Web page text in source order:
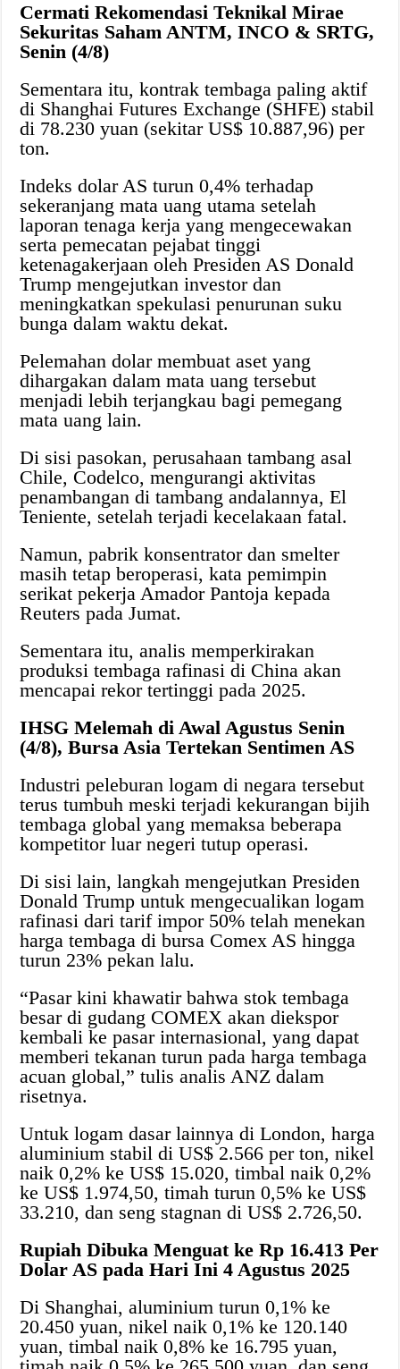
Cermati Rekomendasi Teknikal Mirae
Sekuritas Saham ANTM, INCO & SRTG,
Senin (4/8)
Sementara itu, kontrak tembaga paling aktif
di Shanghai Futures Exchange (SHFE) stabil
di 78.230 yuan (sekitar US$ 10.887,96) per
ton.
Indeks dolar AS turun 0,4% terhadap
sekeranjang mata uang utama setelah
laporan tenaga kerja yang mengecewakan
serta pemecatan pejabat tinggi
ketenagakerjaan oleh Presiden AS Donald
Trump mengejutkan investor dan
meningkatkan spekulasi penurunan suku
bunga dalam waktu dekat.
Pelemahan dolar membuat aset yang
dihargakan dalam mata uang tersebut
menjadi lebih terjangkau bagi pemegang
mata uang lain.
Di sisi pasokan, perusahaan tambang asal
Chile, Codelco, mengurangi aktivitas
penambangan di tambang andalannya, El
Teniente, setelah terjadi kecelakaan fatal.
Namun, pabrik konsentrator dan smelter
masih tetap beroperasi, kata pemimpin
serikat pekerja Amador Pantoja kepada
Reuters pada Jumat.
Sementara itu, analis memperkirakan
produksi tembaga rafinasi di China akan
mencapai rekor tertinggi pada 2025.
IHSG Melemah di Awal Agustus Senin
(4/8), Bursa Asia Tertekan Sentimen AS
Industri peleburan logam di negara tersebut
terus tumbuh meski terjadi kekurangan bijih
tembaga global yang memaksa beberapa
kompetitor luar negeri tutup operasi.
Di sisi lain, langkah mengejutkan Presiden
Donald Trump untuk mengecualikan logam
rafinasi dari tarif impor 50% telah menekan
harga tembaga di bursa Comex AS hingga
turun 23% pekan lalu.
“Pasar kini khawatir bahwa stok tembaga
besar di gudang COMEX akan diekspor
kembali ke pasar internasional, yang dapat
memberi tekanan turun pada harga tembaga
acuan global,” tulis analis ANZ dalam
risetnya.
Untuk logam dasar lainnya di London, harga
aluminium stabil di US$ 2.566 per ton, nikel
naik 0,2% ke US$ 15.020, timbal naik 0,2%
ke US$ 1.974,50, timah turun 0,5% ke US$
33.210, dan seng stagnan di US$ 2.726,50.
Rupiah Dibuka Menguat ke Rp 16.413 Per
Dolar AS pada Hari Ini 4 Agustus 2025
Di Shanghai, aluminium turun 0,1% ke
20.450 yuan, nikel naik 0,1% ke 120.140
yuan, timbal naik 0,8% ke 16.795 yuan,